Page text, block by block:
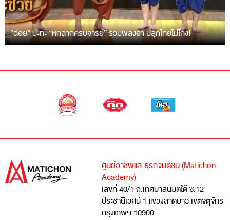
“ฉ่อย” ปะทะ “หกฉากครับจารย์” รวมพลังฮา ปลุกไทยไม่โกง!
ศูนย์อาชีพและธุรกิจมติชน (Matichon
Academy)
เลขที่ 40/1 ถ.เทศบาลนิมิตใต้ ซ.12
ประชานิเวศน์ 1 แขวงลาดยาว เขตจตุจักร
กรุงเทพฯ 10900